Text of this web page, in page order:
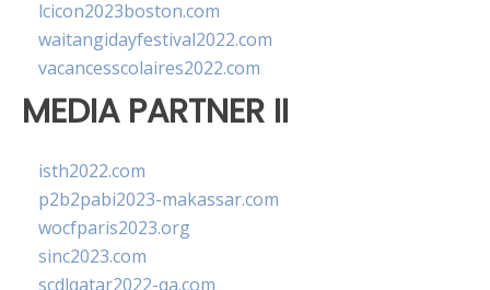
lcicon2023boston.com
waitangidayfestival2022.com
vacancesscolaires2022.com
MEDIA PARTNER II
isth2022.com
p2b2pabi2023-makassar.com
wocfparis2023.org
sinc2023.com
scdlqatar2022-qa.com